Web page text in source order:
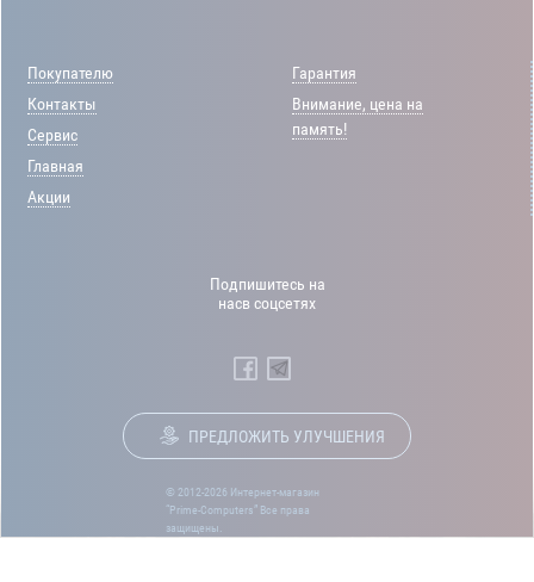
Покупателю
Контакты
Сервис
Главная
Акции
Гарантия
Внимание, цена на
память!
Подпишитесь на
насв соцсетях
ПРЕДЛОЖИТЬ УЛУЧШЕНИЯ
© 2012-2026 Интернет-магазин
“Prime-Computers” Все права
защищены.